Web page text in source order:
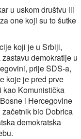
u uskom društvu ili
one koji su to šutke
koji je u Srbiji,
demokratije u
prije SDS-a,
koje je pred prve
kao Komunistička
i Hercegovine
bio Dobrica
demokratska